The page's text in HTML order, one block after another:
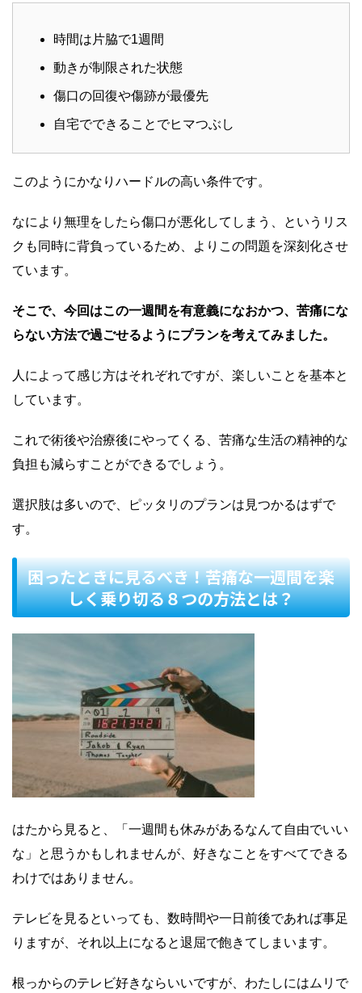
時間は片脇で1週間
動きが制限された状態
傷口の回復や傷跡が最優先
自宅でできることでヒマつぶし
このようにかなりハードルの高い条件です。
なにより無理をしたら傷口が悪化してしまう、というリス
クも同時に背負っているため、よりこの問題を深刻化させ
ています。
そこで、今回はこの一週間を有意義になおかつ、苦痛にな
らない方法で過ごせるようにプランを考えてみました。
人によって感じ方はそれぞれですが、楽しいことを基本と
しています。
これで術後や治療後にやってくる、苦痛な生活の精神的な
負担も減らすことができるでしょう。
選択肢は多いので、ピッタリのプランは見つかるはずで
す。
困ったときに見るべき！苦痛な一週間を楽
しく乗り切る８つの方法とは？
はたから見ると、「一週間も休みがあるなんて自由でいい
な」と思うかもしれませんが、好きなことをすべてできる
わけではありません。
テレビを見るといっても、数時間や一日前後であれば事足
りますが、それ以上になると退屈で飽きてしまいます。
根っからのテレビ好きならいいですが、わたしにはムリで